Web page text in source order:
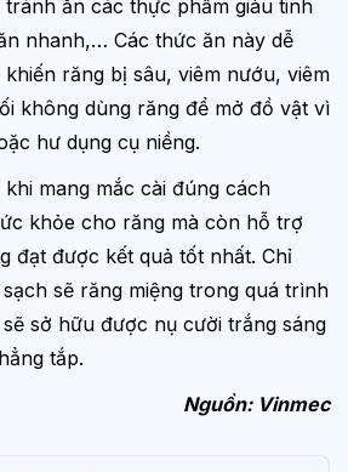
ăn các thực phẩm giàu tinh
nhanh,… Các thức ăn này dễ
răng bị sâu, viêm nướu, viêm
không dùng răng để mở đồ vật vì
hư dụng cụ niềng.
mang mắc cài đúng cách
khỏe cho răng mà còn hỗ trợ
đạt được kết quả tốt nhất. Chỉ
sẽ răng miệng trong quá trình
sở hữu được nụ cười trắng sáng
tắp.
Nguồn: Vinmec